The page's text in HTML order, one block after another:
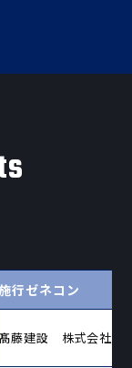
施行ゼネコン
藤建設 株式会社